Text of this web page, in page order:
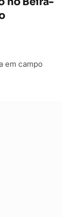
em campo